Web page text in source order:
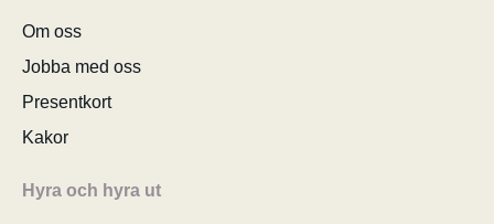
Om oss
Jobba med oss
Presentkort
Kakor
Hyra och hyra ut